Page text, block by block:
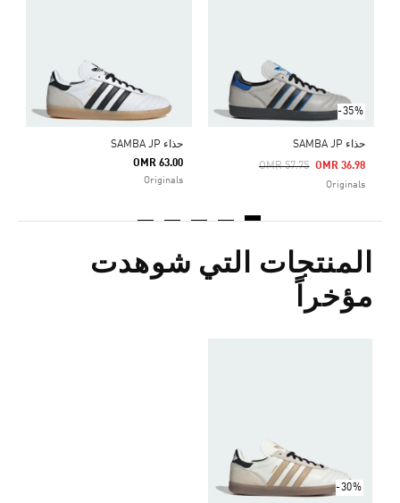
-35%
حذاء SAMBA JP
Price Reduced From
OMR 57.75
To OMR 36.98
Originals
حذاء SAMBA JP
OMR 63.00
Originals
المنتجات التي شوهدت
مؤخراً
-30%